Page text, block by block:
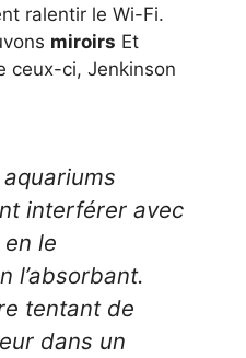
ralentir le Wi-Fi.
miroirs Et
ceux-ci, Jenkinson
interférer avec
le
l’absorbant.
tentant de
dans un